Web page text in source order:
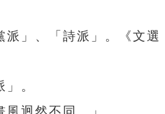
」、「詩派」。《文
。
迥然不同。」